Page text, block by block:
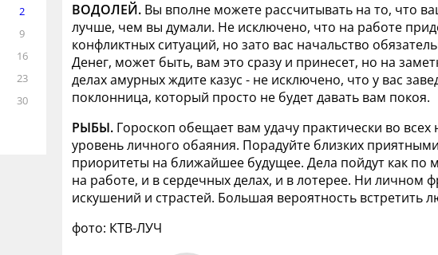
2
9
16
23
30
ВОДОЛЕЙ. Вы вполне можете рассчитывать на то, что
лучше, чем вы думали. Не исключено, что на работе
конфликтных ситуаций, но зато вас начальство
Денег, может быть, вам это сразу и принесет, но на
делах амурных ждите казус - не исключено, что у вас
поклонница, который просто не будет давать вам покоя.
РЫБЫ. Гороскоп обещает вам удачу практически во
уровень личного обаяния. Порадуйте близких
приоритеты на ближайшее будущее. Дела пойдут как по
на работе, и в сердечных делах, и в лотерее. Ни личном
искушений и страстей. Большая вероятность встретить
фото: КТВ-ЛУЧ